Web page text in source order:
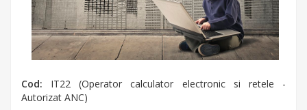
Cod: IT22 (Operator calculator electronic si retele -
Autorizat ANC)